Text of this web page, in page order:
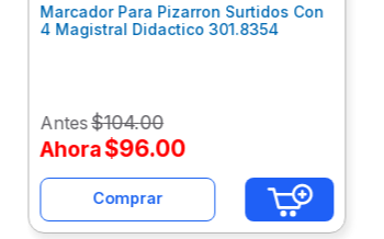
Marcador Para Pizarron Surtidos Con
4 Magistral Didactico 301.8354
Antes$104.00
Ahora$96.00
Comprar